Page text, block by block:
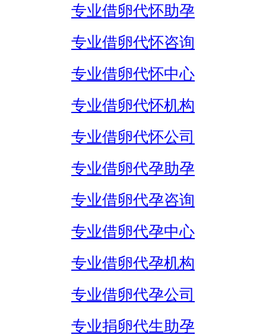
专业借卵代怀助孕
专业借卵代怀咨询
专业借卵代怀中心
专业借卵代怀机构
专业借卵代怀公司
专业借卵代孕助孕
专业借卵代孕咨询
专业借卵代孕中心
专业借卵代孕机构
专业借卵代孕公司
专业捐卵代生助孕